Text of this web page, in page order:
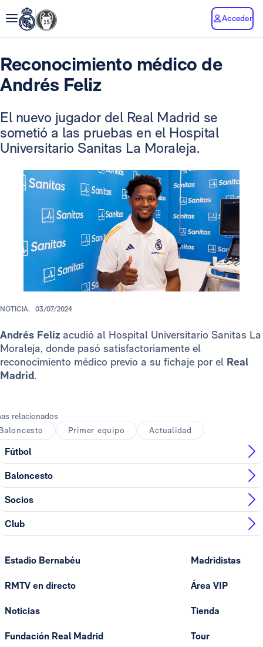
Acceder
Reconocimiento médico de
Andrés Feliz
El nuevo jugador del Real Madrid se
sometió a las pruebas en el Hospital
Universitario Sanitas La Moraleja.
NOTICIA. 03/07/2024
Andrés Feliz acudió al Hospital Universitario Sanitas La
Moraleja, donde pasó satisfactoriamente el
reconocimiento médico previo a su fichaje por el Real
Madrid.
relacionados
Primer equipo Actualidad
Fútbol
Baloncesto
Socios
Club
Estadio Bernabéu
RMTV en directo
Noticias
Fundación Real Madrid
Madridistas
Área VIP
Tienda
Tour